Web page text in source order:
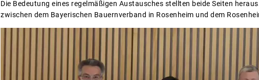
Die Bedeutung eines regelmäßigen Austausches stellten beide Seiten
zwischen dem Bayerischen Bauernverband in Rosenheim und dem